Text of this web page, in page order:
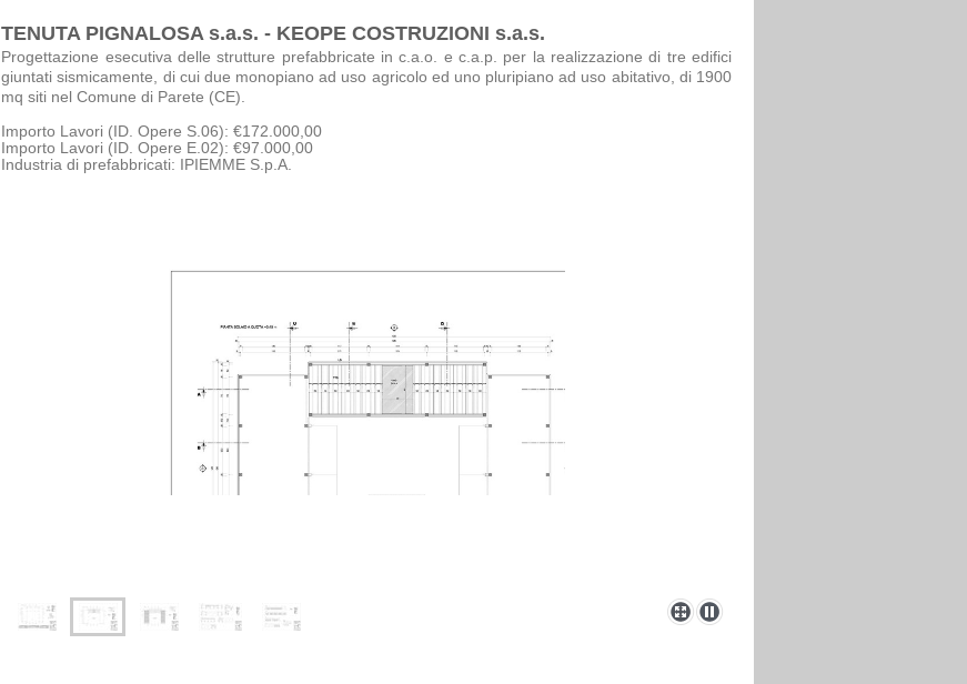
TENUTA PIGNALOSA s.a.s. - KEOPE COSTRUZIONI s.a.s.
Progettazione esecutiva delle strutture prefabbricate in c.a.o. e c.a.p. per la realizzazione di tre edifici
giuntati sismicamente, di cui due monopiano ad uso agricolo ed uno pluripianoad uso abitativo, di 1900
mq siti nel Comune di Parete (CE).
Importo Lavori (ID. Opere S.06): €172.000,00
Importo Lavori (ID. Opere E.02): €97.000,00
Industria di prefabbricati: IPIEMME S.p.A.